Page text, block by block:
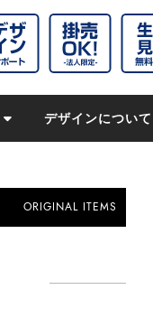
デザインについて
ORIGINAL ITEMS